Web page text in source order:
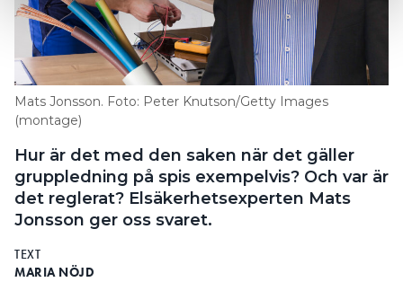
Mats Jonsson. Foto: Peter Knutson/Getty Images
(montage)
Hur är det med den saken när det gäller
gruppledning på spis exempelvis? Och var är
det reglerat? Elsäkerhetsexperten Mats
Jonsson ger oss svaret.
TEXT
MARIA NÖJD